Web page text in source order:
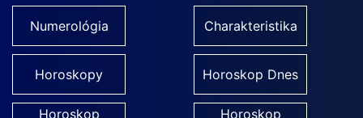
Numerológia Charakteristika
Horoskopy Horoskop Dnes
Horoskop
Horoskop